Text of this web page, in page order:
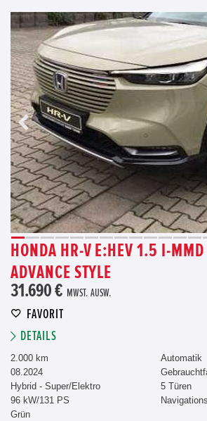
HONDA HR-V E:HEV 1.5 I-
ADVANCE STYLE
31.690 € MWST. AUSW.
FAVORIT
DETAILS
2.000 km
08.2024
Hybrid - Super/Elektro
96 kW/131 PS
Grün
Automatik
5 Türen